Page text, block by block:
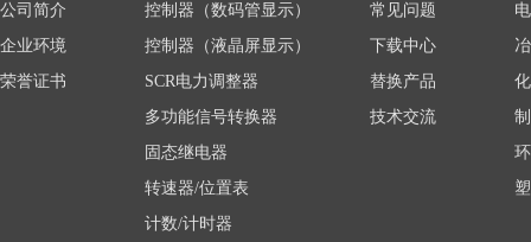
公司简介
企业环境
荣誉证书
控制器（数码管显示）
控制器（液晶屏显示）
SCR电力调整器
多功能信号转换器
固态继电器
转速器/位置表
计数/计时器
常见问题
下载中心
替换产品
技术交流